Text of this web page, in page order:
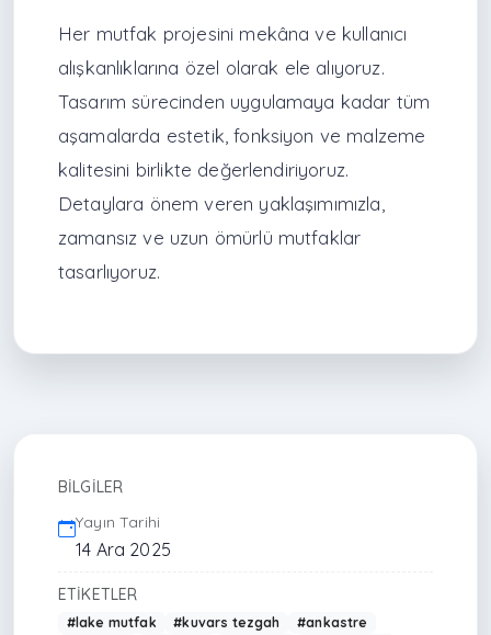
Her mutfak projesini mekâna ve kullanıcı
alışkanlıklarına özel olarak ele alıyoruz.
Tasarım sürecinden uygulamaya kadar tüm
aşamalarda estetik, fonksiyon ve malzeme
kalitesini birlikte değerlendiriyoruz.
Detaylara önem veren yaklaşımımızla,
zamansız ve uzun ömürlü mutfaklar
tasarlıyoruz.
BILGILER
Yayın Tarihi
14 Ara 2025
ETIKETLER
#lake mutfak #kuvars tezgah
#ankastre